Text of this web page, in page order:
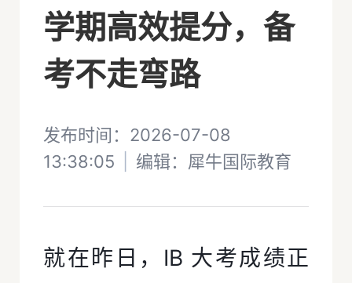
学期高效提分，备
考不走弯路
发布时间：2026-07-08
13:38:05
编辑： 犀牛国际教育
就在昨日，IB 大考成绩正